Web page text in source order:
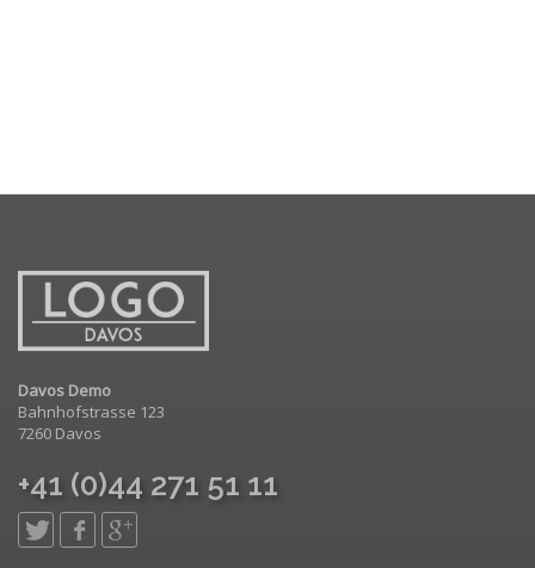
Davos Demo
Bahnhofstrasse 123
7260 Davos
+41 (0)44 271 51 11